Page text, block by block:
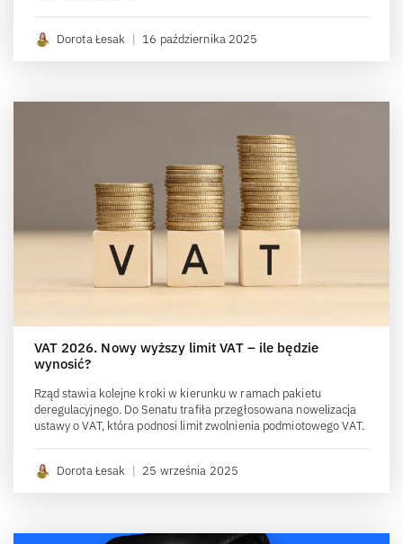
Dorota Łesak | 16 października 2025
VAT 2026. Nowy wyższy limit VAT – ile będzie
wynosić?
Rząd stawia kolejne kroki w kierunku w ramach pakietu
deregulacyjnego. Do Senatu trafiła przegłosowana nowelizacja
ustawy o VAT, która podnosi limit zwolnienia podmiotowego VAT.
Dorota Łesak | 25 września 2025